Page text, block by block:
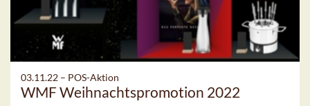
03.11.22 – POS-Aktion
WMF Weihnachtspromotion 2022